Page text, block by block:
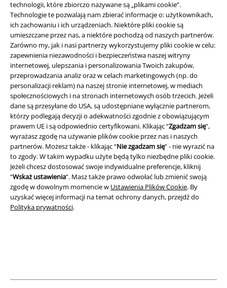
technologii, które zbiorczo nazywane są „plikami cookie”.
Technologie te pozwalają nam zbierać informacje o: użytkownikach,
ich zachowaniu i ich urządzeniach. Niektóre pliki cookie są
umieszczane przez nas, a niektóre pochodzą od naszych partnerów.
Zarówno my, jak i nasi partnerzy wykorzystujemy pliki cookie w celu:
zapewnienia niezawodności i bezpieczeństwa naszej witryny
internetowej, ulepszania i personalizowania Twoich zakupów,
przeprowadzania analiz oraz w celach marketingowych (np. do
personalizacji reklam) na naszej stronie internetowej, w mediach
społecznościowych i na stronach internetowych osób trzecich. Jeżeli
dane są przesyłane do USA, są udostępniane wyłącznie partnerom,
którzy podlegają decyzji o adekwatności zgodnie z obowiązującym
prawem UE i są odpowiednio certyfikowani. Klikając “Zgadzam się”,
wyrażasz zgodę na używanie plików cookie przez nas i naszych
partnerów. Możesz także - klikając “Nie zgadzam się” - nie wyrazić na
to zgody. W takim wypadku użyte będą tylko niezbędne pliki cookie.
Jeżeli chcesz dostosować swoje indywidualne preferencje, kliknij
“Wskaż ustawienia”. Masz także prawo odwołać lub zmienić swoją
zgodę w dowolnym momencie w Ustawienia Plików Cookie. By
uzyskać więcej informacji na temat ochrony danych, przejdź do
Polityka prywatności.
A Warner Music Group Company
Informacje prawne